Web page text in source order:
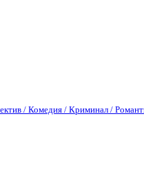
/ Комедия / Криминал /